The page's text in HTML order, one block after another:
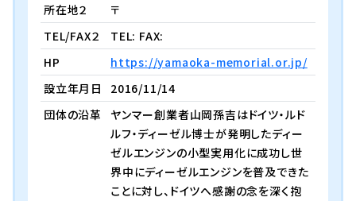
所在地２
〒
TEL/FAX２
TEL: FAX:
HP
https://yamaoka-memorial.or.jp/
設立年月日
2016/11/14
団体の沿革
ヤンマー創業者山岡孫吉はドイツ・ルド
ルフ・ディーゼル博士が発明したディー
ゼルエンジンの小型実用化に成功し世
界中にディーゼルエンジンを普及できた
ことに対し、ドイツへ感謝の念を深く抱